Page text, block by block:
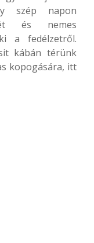
szép napon
és nemes
a fedélzetről.
kábán térünk
kopogására, itt